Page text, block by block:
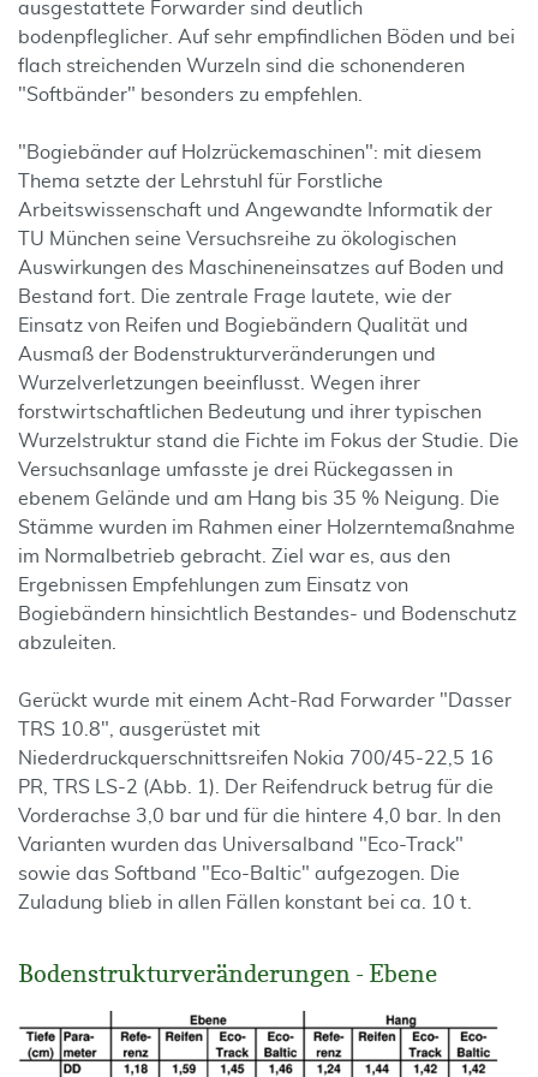
ausgestattete Forwarder sind deutlich
bodenpfleglicher. Auf sehr empfindlichen Böden und bei
flach streichenden Wurzeln sind die schonenderen
"Softbänder" besonders zu empfehlen.
"Bogiebänder auf Holzrückemaschinen": mit diesem
Thema setzte der Lehrstuhl für Forstliche
Arbeitswissenschaft und Angewandte Informatik der
TU München seine Versuchsreihe zu ökologischen
Auswirkungen des Maschineneinsatzes auf Boden und
Bestand fort. Die zentrale Frage lautete, wie der
Einsatz von Reifen und Bogiebändern Qualität und
Ausmaß der Bodenstrukturveränderungen und
Wurzelverletzungen beeinflusst. Wegen ihrer
forstwirtschaftlichen Bedeutung und ihrer typischen
Wurzelstruktur stand die Fichte im Fokus der Studie. Die
Versuchsanlage umfasste je drei Rückegassen in
ebenem Gelände und am Hang bis 35 % Neigung. Die
Stämme wurden im Rahmen einer Holzerntemaßnahme
im Normalbetrieb gebracht. Ziel war es, aus den
Ergebnissen Empfehlungen zum Einsatz von
Bogiebändern hinsichtlich Bestandes- und Bodenschutz
abzuleiten.
Gerückt wurde mit einem Acht-Rad Forwarder "Dasser
TRS 10.8", ausgerüstet mit
Niederdruckquerschnittsreifen Nokia 700/45-22,5 16
PR, TRS LS-2 (Abb. 1). Der Reifendruck betrug für die
Vorderachse 3,0 bar und für die hintere 4,0 bar. In den
Varianten wurden das Universalband "Eco-Track"
sowie das Softband "Eco-Baltic" aufgezogen. Die
Zuladung blieb in allen Fällen konstant bei ca. 10 t.
Bodenstrukturveränderungen - Ebene